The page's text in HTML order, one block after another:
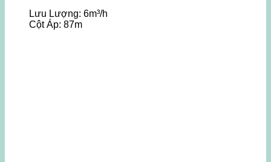
Lưu Lượng: 6m³/h
Cột Áp: 87m